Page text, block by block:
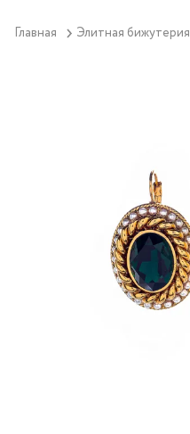
Главная Элитная бижутерия